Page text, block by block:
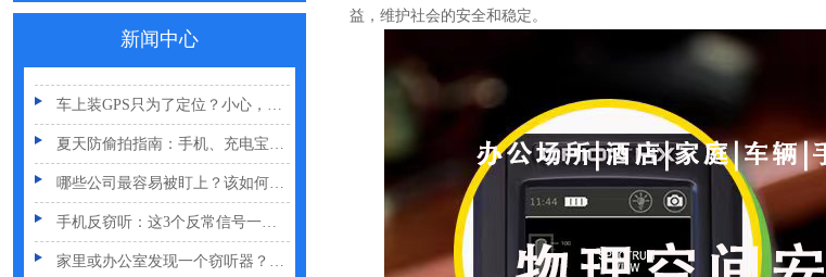
新闻中心
偷拍黑产屡禁不止：藏匿点、高发场景与实用防拍指南
车上装GPS只为了定位？小心，它可能正在“偷听”你说话
夏天防偷拍指南：手机、充电宝都能改装
哪些公司最容易被盯上？该如何反窃听
手机反窃听：这3个反常信号一定要关注
家里或办公室发现一个窃听器？别大意
益，维护社会的安全和稳定。